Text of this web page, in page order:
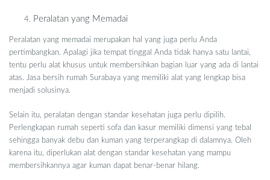
Peralatan yang Memadai
Peralatan yang memadai merupakan hal yang juga perlu Anda
pertimbangkan. Apalagi jika tempat tinggal Anda tidak hanya satu lantai,
tentu perlu alat khusus untuk membersihkan bagian luar yang ada di lantai
atas. Jasa bersih rumah Surabaya yang memiliki alat yang lengkap bisa
menjadi solusinya.
Selain itu, peralatan dengan standar kesehatan juga perlu dipilih.
Perlengkapan rumah seperti sofa dan kasur memiliki dimensi yang tebal
sehingga banyak debu dan kuman yang terperangkap di dalamnya. Oleh
karena itu, diperlukan alat dengan standar kesehatan yang mampu
membersihkannya agar kuman dapat benar-benar hilang.